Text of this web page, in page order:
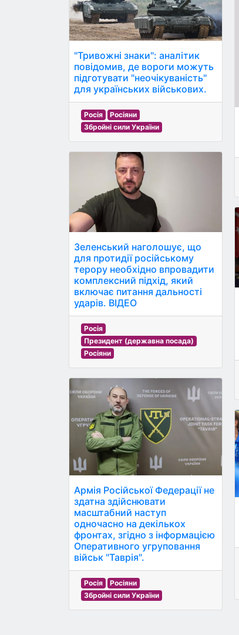
"Тривожні знаки": аналітик
повідомив, де вороги можуть
підготувати "неочікуваність"
для українських військових.
Росія
Росіяни
Збройні сили України
Зеленський наголошує, що
для протидії російському
терору необхідно впровадити
комплексний підхід, який
включає питання дальності
ударів. ВІДЕО
Росія
Президент (державна посада)
Росіяни
Армія Російської Федерації не
здатна здійснювати
масштабний наступ
одночасно на декількох
фронтах, згідно з інформацією
Оперативного угруповання
військ "Таврія".
Росія
Росіяни
Збройні сили України